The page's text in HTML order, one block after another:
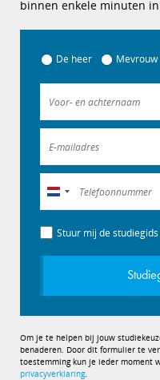
binnen enkele minuten
De heer Mevrouw
Nederland
+31
Stuur mij de
Om je te helpen bij jouw
benaderen. Door dit formulier te
toestemming kun je ieder moment
privacyverklaring.